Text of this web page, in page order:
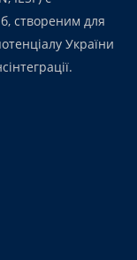
створеним для
України